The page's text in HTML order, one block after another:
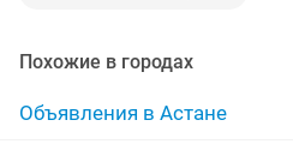
Похожие в городах
Объявления в Астане